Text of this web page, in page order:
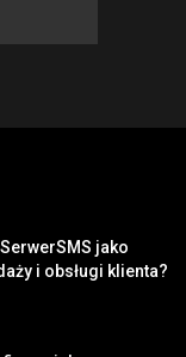
jako
i obsługi klienta?